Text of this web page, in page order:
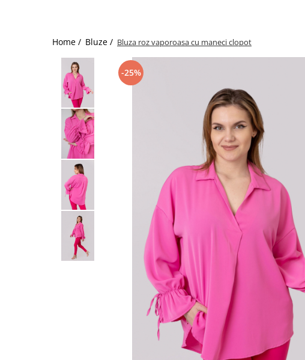
Home / Bluze / Bluza roz vaporoasa cu maneci clopot
-25%